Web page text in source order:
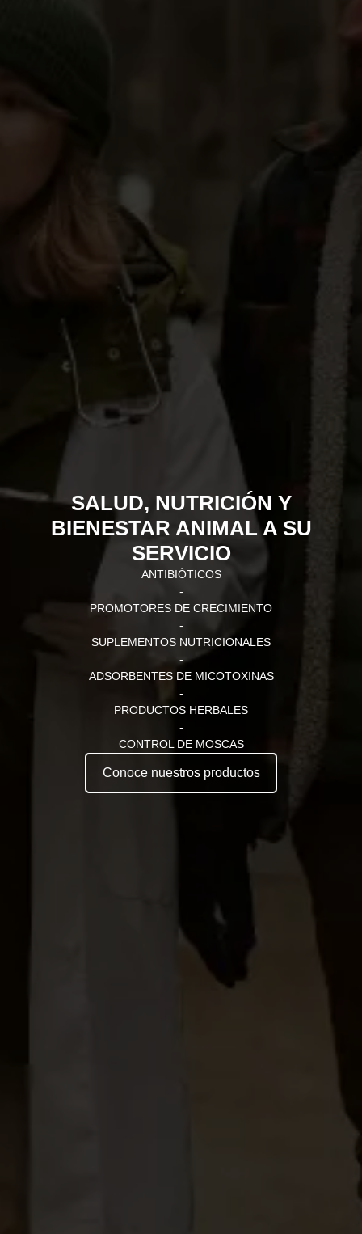
SALUD, NUTRICIÓN Y
BIENESTAR ANIMAL A SU
SERVICIO
ANTIBIÓTICOS
-
PROMOTORES DE CRECIMIENTO
-
SUPLEMENTOS NUTRICIONALES
-
ADSORBENTES DE MICOTOXINAS
-
PRODUCTOS HERBALES
-
CONTROL DE MOSCAS
Conoce nuestros productos